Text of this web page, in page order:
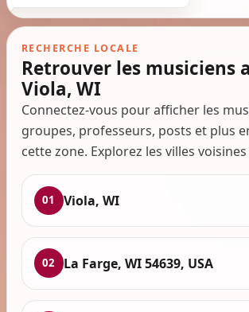
RECHERCHE LOCALE
Retrouver les musiciens
Viola, WI
Connectez-vous pour afficher les
groupes, professeurs, posts et plus
cette zone. Explorez les villes
01 Viola, WI
02 La Farge, WI 54639, USA